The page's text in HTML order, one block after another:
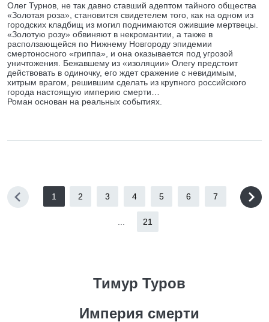
Олег Турнов, не так давно ставший адептом тайного общества
«Золотая роза», становится свидетелем того, как на одном из
городских кладбищ из могил поднимаются ожившие мертвецы.
«Золотую розу» обвиняют в некромантии, а также в
расползающейся по Нижнему Новгороду эпидемии
смертоносного «гриппа», и она оказывается под угрозой
уничтожения. Бежавшему из «изоляции» Олегу предстоит
действовать в одиночку, его ждет сражение с невидимым,
хитрым врагом, решившим сделать из крупного российского
города настоящую империю смерти…
Роман основан на реальных событиях.
1 2 3 4 5 6 7
21
Тимур Туров
Империя смерти